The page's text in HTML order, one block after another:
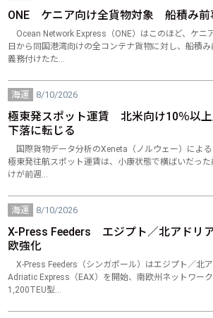
ONE ケニア向け全貨物対象 船積み前
Ocean Network Express（ONE）はこのほど、ケニ
日から同国港湾向けの全コンテナ貨物に対し、船積
義務付けたた…
海運 8/10/2026
極東発スポット運賃 北米向け10％以
下落に転じる
国際貨物データ分析のXeneta（ノルウェー）によ
極東発往航スポット運賃は、小康状態で横ばいだっ
けが前週…
海運 8/10/2026
X-Press Feeders エジプト／北アドリ
欧強化
X-Press Feeders（シンガポール）はエジプト／北
Adriatic Express（EAX）を開始、南欧州ネットワー
1,200TEU型…